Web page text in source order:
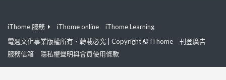
iThome 服務 iThome online
iThome Learning
電週文化事業版權所有、轉載必究 | Copyright © iThome
刊登廣告
服務信箱
隱私權聲明與會員使用條款